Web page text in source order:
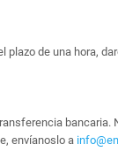
plazo de una hora,
bancaria.
envíanoslo a